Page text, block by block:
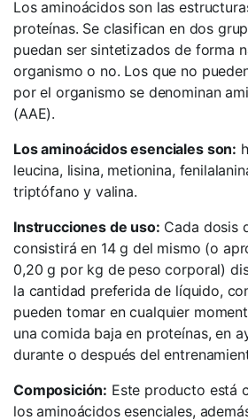
Los aminoácidos son las
proteínas. Se clasifican en dos
puedan ser sintetizados de forma
organismo o no. Los que no
por el organismo se denominan
(AAE).
Los aminoácidos esenciales son:
leucina, lisina, metionina,
triptófano y valina.
Instrucciones de uso: Cada dosis
consistirá en 14 g del mismo (o
0,20 g por kg de peso corporal)
la cantidad preferida de líquido,
pueden tomar en cualquier
una comida baja en proteínas, en
durante o después del
Composición: Este producto está
los aminoácidos esenciales,